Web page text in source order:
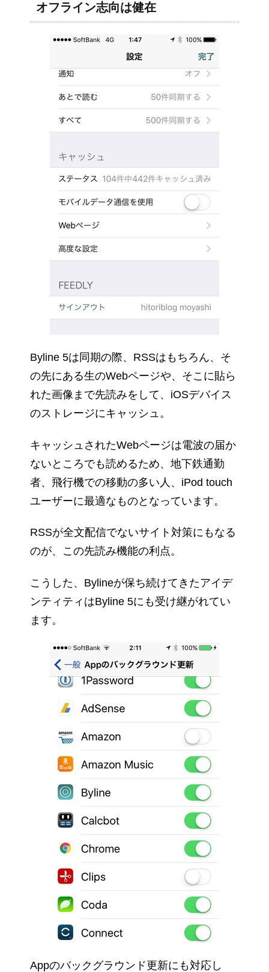
オフライン志向は健在
Byline 5は同期の際、RSSはもちろん、そ
の先にある生のWebページや、そこに貼ら
れた画像まで先読みをして、iOSデバイス
のストレージにキャッシュ。
キャッシュされたWebページは電波の届か
ないところでも読めるため、地下鉄通勤
者、飛行機での移動の多い人、iPod touch
ユーザーに最適なものとなっています。
RSSが全文配信でないサイト対策にもなる
のが、この先読み機能の利点。
こうした、Bylineが保ち続けてきたアイデ
ンティティはByline 5にも受け継がれてい
ます。
Appのバックグラウンド更新にも対応し